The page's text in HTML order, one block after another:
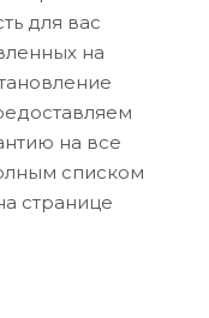
для вас
на
на все
списком
странице